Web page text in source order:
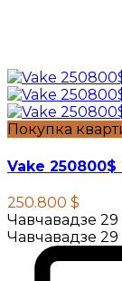
Покупка
Vake
250.800 $
Чавчавадзе
Чавчавадзе